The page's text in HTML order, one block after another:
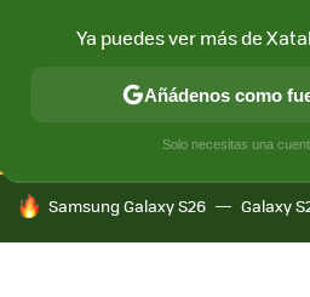
CONECTIVIDAD MÓVIL Y
HOY SE HABLA DE
Samsung Galaxy S26 Galaxy
Ya puedes ver más de
Añádenos como
Solo necesitas una